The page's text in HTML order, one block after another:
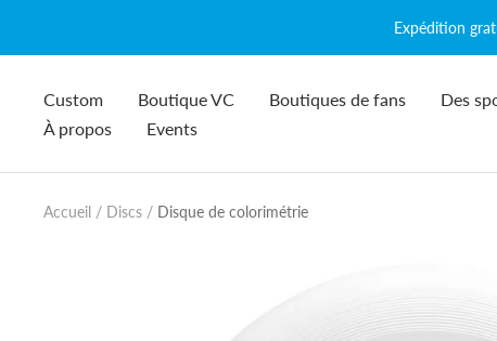
Expédition
Custom Boutique VC Boutiques de fans
Des
À propos
Events
Accueil Discs Disque de colorimétrie